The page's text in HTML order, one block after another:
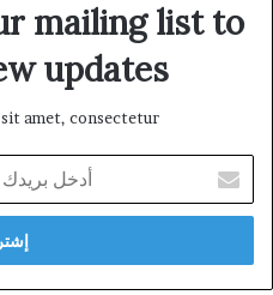
mailing list to
updates!
amet, consectetur.
بريدك
الإلكتروني